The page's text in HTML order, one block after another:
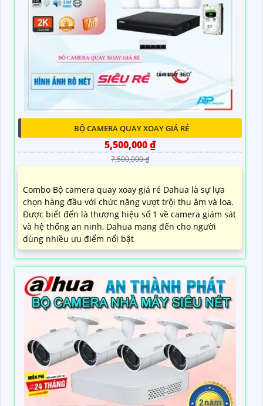
BỘ CAMERA QUAY XOAY GIÁ RẺ
5,500,000 ₫
7,500,000 ₫
Combo Bộ camera quay xoay giá rẻ Dahua là sự lựa
chọn hàng đầu với chức năng vượt trội thu âm và loa.
Được biết đến là thương hiệu số 1 về camera giám sát
và hệ thống an ninh, Dahua mang đến cho người
dùng nhiều ưu điểm nổi bật